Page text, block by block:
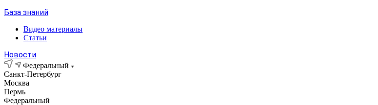
База знаний
Видео материалы
Статьи
Новости
Федеральный
Санкт-Петербург
Москва
Пермь
Федеральный